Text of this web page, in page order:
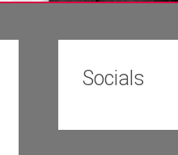
Socials